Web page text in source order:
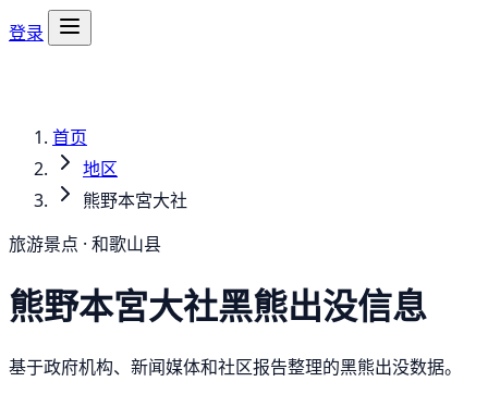
登录
首页
地区
熊野本宮大社
旅游景点 · 和歌山县
熊野本宮大社黑熊出没信息
基于政府机构、新闻媒体和社区报告整理的黑熊出没数据。